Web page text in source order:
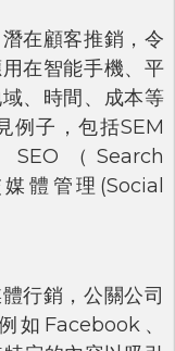
在顧客推銷，令
在智能手機、平
、時間、成本等
例子，包括SEM
SEO（Search
體管理(Social
行銷，公關公司
如Facebook、